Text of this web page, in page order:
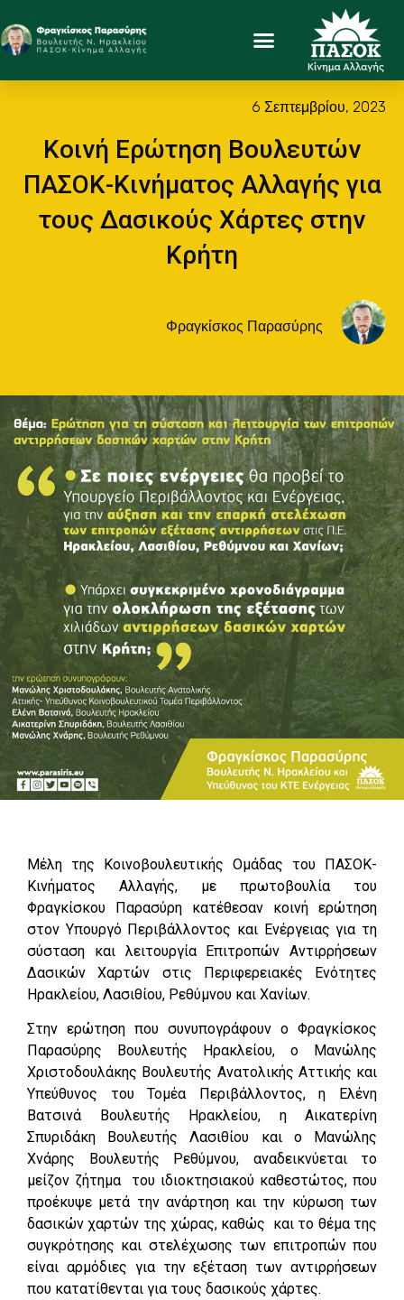
6 Σεπτεμβρίου, 2023
Κοινή Ερώτηση Βουλευτών
ΠΑΣΟΚ-Κινήματος Αλλαγής για
τους Δασικούς Χάρτες στην
Κρήτη
Φραγκίσκος Παρασύρης
Μέλη της Κοινοβουλευτικής Ομάδας του ΠΑΣΟΚ-
Κινήματος Αλλαγής, με πρωτοβουλία του
Φραγκίσκου Παρασύρη κατέθεσαν κοινή ερώτηση
στον Υπουργό Περιβάλλοντος και Ενέργειας για τη
σύσταση και λειτουργία Επιτροπών Αντιρρήσεων
Δασικών Χαρτών στις Περιφερειακές Ενότητες
Ηρακλείου, Λασιθίου, Ρεθύμνου και Χανίων.
Στην ερώτηση που συνυπογράφουν ο Φραγκίσκος
Παρασύρης Βουλευτής Ηρακλείου, ο Μανώλης
Χριστοδουλάκης Βουλευτής Ανατολικής Αττικής και
Υπεύθυνος του Τομέα Περιβάλλοντος, η Ελένη
Βατσινά Βουλευτής Ηρακλείου, η Αικατερίνη
Σπυριδάκη Βουλευτής Λασιθίου και ο Μανώλης
Χνάρης Βουλευτής Ρεθύμνου, αναδεικνύεται το
μείζον ζήτημα του ιδιοκτησιακού καθεστώτος, που
προέκυψε μετά την ανάρτηση και την κύρωση των
δασικών χαρτών της χώρας, καθώς και το θέμα της
συγκρότησης και στελέχωσης των επιτροπών που
είναι αρμόδιες για την εξέταση των αντιρρήσεων
που κατατίθενται για τους δασικούς χάρτες.